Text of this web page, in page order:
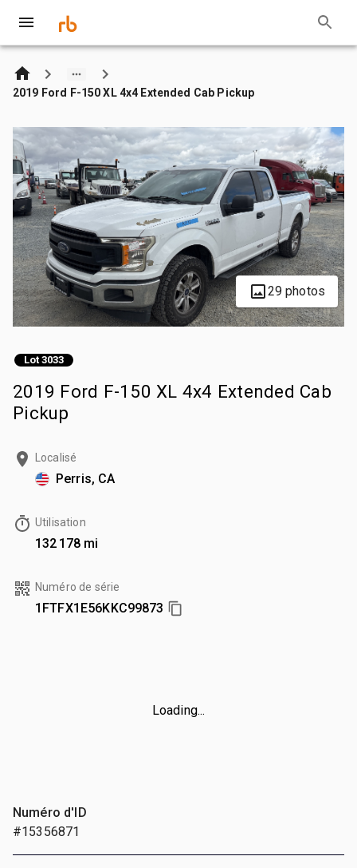
2019 Ford F-150 XL 4x4 Extended Cab Pickup
29 photos
Lot 3033
2019 Ford F-150 XL 4x4 Extended Cab
Pickup
Localisé
Perris, CA
Utilisation
132 178 mi
Numéro de série
1FTFX1E56KKC99873
Loading...
Numéro d'ID
#15356871